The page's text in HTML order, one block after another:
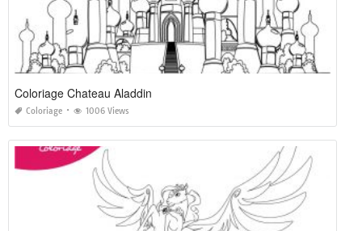
Coloriage Chateau Aladdin
Coloriage 1006 Views